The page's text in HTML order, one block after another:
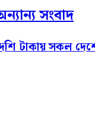
সংবাদ
টাকায় সকল